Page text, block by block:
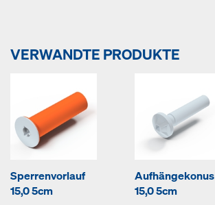
VERWANDTE PRODUKTE
Sperrenvorlauf
15,0 5cm
Aufhängekonus
15,0 5cm